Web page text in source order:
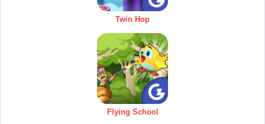
Twin Hop
Flying School